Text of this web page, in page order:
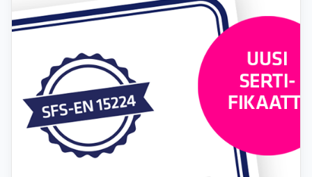
Labquality tunnetaan laadun asiantuntijana, ja
sosiaali- ja terveydenhuollon
laadunhallintajärjestelmien auditointi ja...